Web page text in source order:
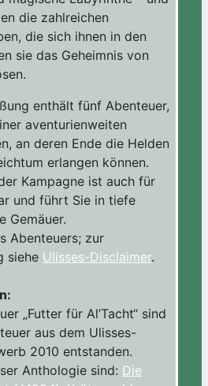
die zahlreichen
die sich ihnen in den
sie das Geheimnis von
enthält fünf Abenteuer,
aventurienweiten
an deren Ende die Helden
erlangen können.
Kampagne ist auch für
und führt Sie in tiefe
Gemäuer.
Abenteuers; zur
siehe Ulisses-Disclaimer.
„Futter für Al’Tacht“ sind
aus dem Ulisses-
2010 entstanden.
Anthologie sind: Die